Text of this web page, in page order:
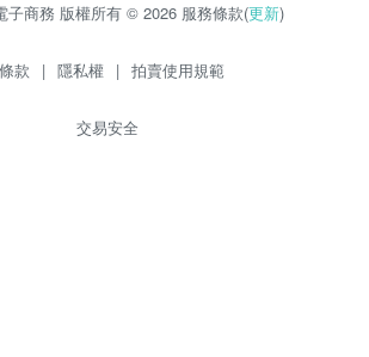
子商務 版權所有 © 2026 服務條款(更新)
款 | 隱私權 | 拍賣使用規範
交易安全